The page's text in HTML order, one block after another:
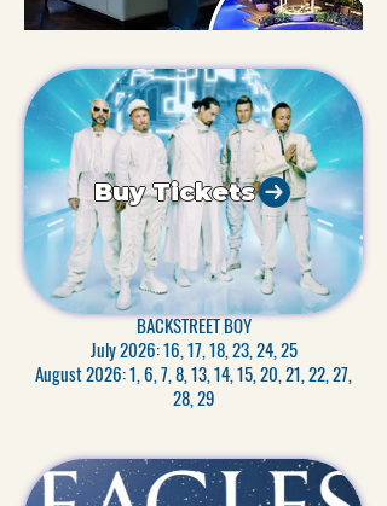
Buy Tickets
BACKSTREET BOY
July 2026: 16, 17, 18, 23, 24, 25
August 2026: 1, 6, 7, 8, 13, 14, 15, 20, 21, 22, 27,
28, 29